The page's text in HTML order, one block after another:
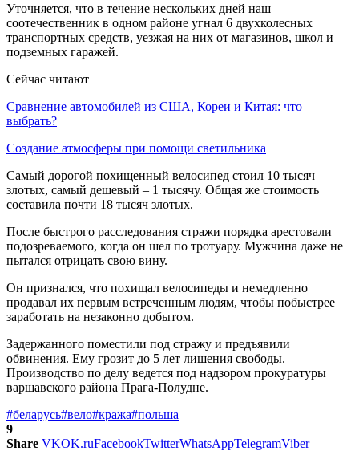
Уточняется, что в течение нескольких дней наш
соотечественник в одном районе угнал 6 двухколесных
транспортных средств, уезжая на них от магазинов, школ и
подземных гаражей.
Сейчас читают
Сравнение автомобилей из США, Кореи и Китая: что
выбрать?
Создание атмосферы при помощи светильника
Самый дорогой похищенный велосипед стоил 10 тысяч
злотых, самый дешевый – 1 тысячу. Общая же стоимость
составила почти 18 тысяч злотых.
После быстрого расследования стражи порядка арестовали
подозреваемого, когда он шел по тротуару. Мужчина даже не
пытался отрицать свою вину.
Он признался, что похищал велосипеды и немедленно
продавал их первым встреченным людям, чтобы побыстрее
заработать на незаконно добытом.
Задержанного поместили под стражу и предъявили
обвинения. Ему грозит до 5 лет лишения свободы.
Производство по делу ведется под надзором прокуратуры
варшавского района Прага-Полудне.
#беларусь#вело#кража#польша
9
Share VKOK.ruFacebookTwitterWhatsAppTelegramViber